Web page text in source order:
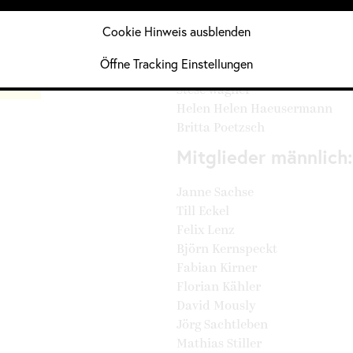
Kathrin Berger Gley
Eva Stetefeld
Stese Wagner
Helen Helen Haeusermann
Britta Poetzsch
Mitglieder
Janne Sachse
Till Eckel
Felix Lenz
Björn Kernspeckt
Fabian Kirner
Florian Kähler
David Mously
Jörg Sachtleben
Mathias Stiller
Cookie Hinweis ausblenden
Öffne Tracking Einstellungen